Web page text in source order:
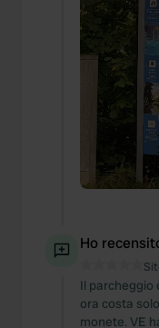
Ho
Il parcheggio
ora costa
monete. VE